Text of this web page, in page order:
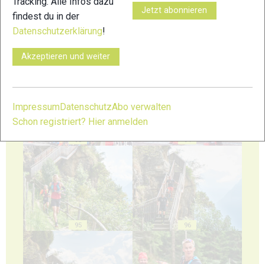
91
93 94
95 96
findest du in der
Datenschutzerklärung!
Akzeptieren und weiter
Jetzt abonnieren
Impressum DatenschutzAbo verwalten
Schon registriert? Hier anmelden